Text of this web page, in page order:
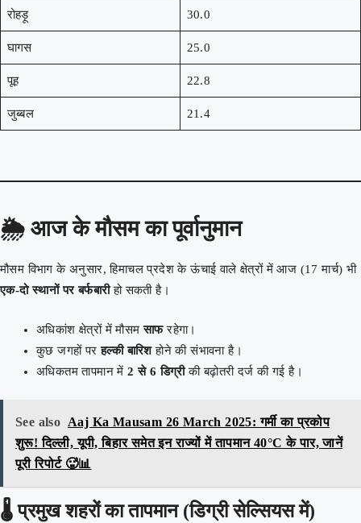
रोहड़ू 30.0
घागस 25.0
पूह 22.8
जुब्बल 21.4
🌦️ आज के मौसम का पूर्वानुमान
मौसम विभाग के अनुसार, हिमाचल प्रदेश के ऊंचाई वाले क्षेत्रों में आज (17 मार्च) भी
एक-दो स्थानों पर बर्फबारीहो सकती है।
अधिकांश क्षेत्रों में मौसमसाफरहेगा।
कुछ जगहों परहल्की बारिशहोने की संभावना है।
अधिकतम तापमान में2 से 6 डिग्रीकी बढ़ोतरी दर्ज की गई है।
See also Aaj Ka Mausam 26 March 2025: गर्मी का प्रकोप
शुरू! दिल्ली, यूपी, बिहार समेत इन राज्यों में तापमान 40°C के पार, जानें
पूरी रिपोर्ट 🥵📊
🌡️प्रमुख शहरों का तापमान (डिग्री सेल्सियस में)